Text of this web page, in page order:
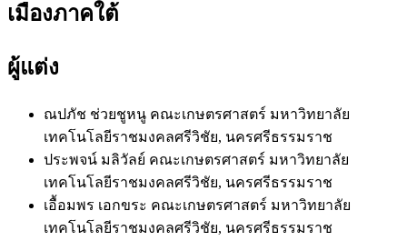
เมืองภาคใต้
ผู้แต่ง
ณปภัช ช่วยชูหนู คณะเกษตรศาสตร์ มหาวิทยาลัย
เทคโนโลยีราชมงคลศรีวิชัย, นครศรีธรรมราช
ประพจน์ มลิวัลย์ คณะเกษตรศาสตร์ มหาวิทยาลัย
เทคโนโลยีราชมงคลศรีวิชัย, นครศรีธรรมราช
เอื้อมพร เอกขระ คณะเกษตรศาสตร์ มหาวิทยาลัย
เทคโนโลยีราชมงคลศรีวิชัย, นครศรีธรรมราช